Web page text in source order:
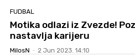
FUDBAL
Motika odlazi iz Zvezde!
nastavlja karijeru
MilosN - 2 Jun 2023. 14:10